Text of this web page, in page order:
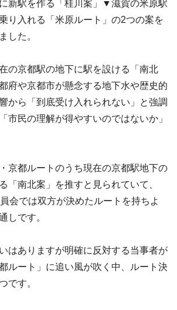
新駅を作る「桂川案」▼滋賀の米原駅
り入れる「米原ルート」の2つの案を
した。
の京都駅の地下に駅を設ける「南北
府や京都市が懸念する地下水や歴史的
から「到底受け入れられない」と強調
市民の理解が得やすいのではないか」
京都ルートのうち現在の京都駅地下の
「南北案」を推すと見られていて、
会では双方が決めたルートを持ちよ
しです。
はありますが明確に反対する当事者が
ルート」に追い風が吹く中、ルート決
です。